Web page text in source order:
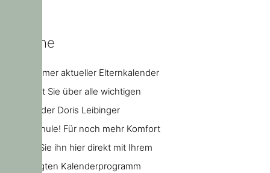
Termine
Unser immer aktueller Elternkalender
informiert Sie über alle wichtigen
Termine der Doris Leibinger
Grundschule! Für noch mehr Komfort
können Sie ihn hier direkt mit Ihrem
bevorzugten Kalenderprogramm